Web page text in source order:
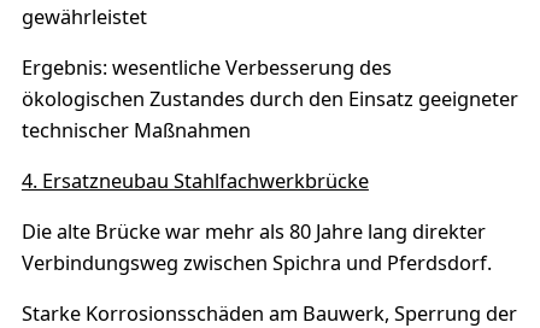
gewährleistet
Ergebnis: wesentliche Verbesserung des
ökologischen Zustandes durch den Einsatz geeigneter
technischer Maßnahmen
4. Ersatzneubau Stahlfachwerkbrücke
Die alte Brücke war mehr als 80 Jahre lang direkter
Verbindungsweg zwischen Spichra und Pferdsdorf.
Starke Korrosionsschäden am Bauwerk, Sperrung der